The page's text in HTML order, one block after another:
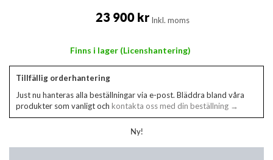
23 900 kr Inkl. moms
Finns i lager (Licenshantering)
Tillfällig orderhantering
Just nu hanteras alla beställningar via e-post. Bläddra bland våra
produkter som vanligt och kontakta oss med din beställning →
Ny!